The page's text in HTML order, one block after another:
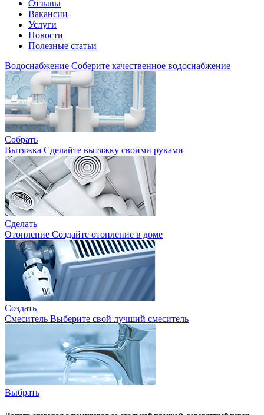
Отзывы
Вакансии
Услуги
Новости
Полезные статьи
Водоснабжение Соберите качественное водоснабжение
Собрать
Вытяжка Сделайте вытяжку своими руками
Сделать
Отопление Создайте отопление в доме
Создать
Смеситель Выберите свой лучший смеситель
Выбрать